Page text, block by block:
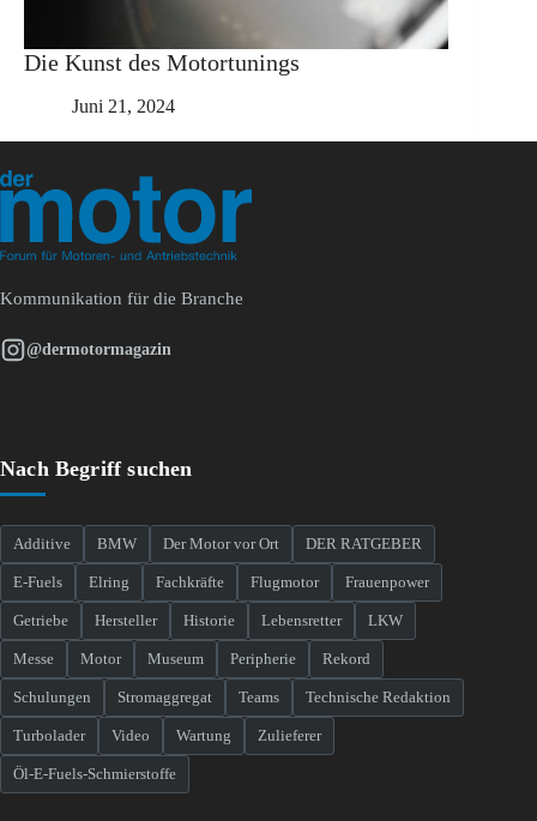
Die Kunst des Motortunings
Juni 21, 2024
Kommunikation für die Branche
@dermotormagazin
Nach Begriff suchen
Additive BMW Der Motor vor Ort DER RATGEBER
E-Fuels Elring Fachkräfte Flugmotor Frauenpower
Getriebe Hersteller Historie Lebensretter LKW
Messe Motor Museum Peripherie Rekord
Schulungen Stromaggregat Teams Technische Redaktion
Turbolader Video Wartung Zulieferer
Öl-E-Fuels-Schmierstoffe